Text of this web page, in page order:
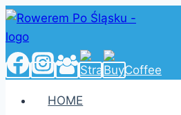
Przejdź
do
treści
HOME